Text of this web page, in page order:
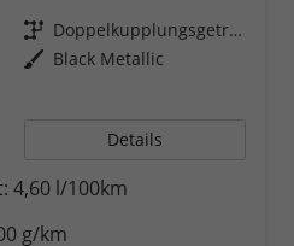
Getriebe
Doppelkupplungsgetriebe (DSG)
Außenfarbe Black Metallic
Details
4,60 l/100km
g/km